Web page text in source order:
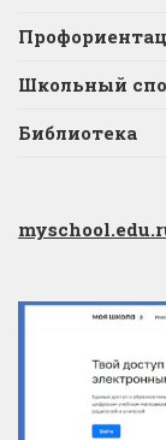
Школьный
Библиотека